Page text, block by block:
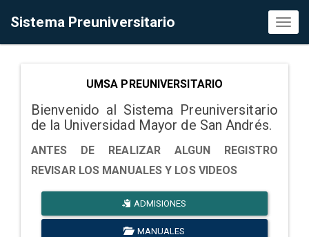
Sistema Preuniversitario
UMSA PREUNIVERSITARIO
Bienvenido al Sistema Preuniversitario
de la Universidad Mayor de San Andrés.
ANTES DE REALIZAR ALGUN REGISTRO
REVISAR LOS MANUALES Y LOS VIDEOS
ADMISIONES
MANUALES